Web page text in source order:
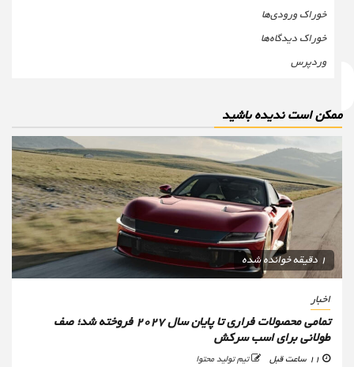
خوراک ورودی‌ها
خوراک دیدگاه‌ها
وردپرس
است ندیده باشید
اخبار
تمامی محصولات فراری تا پایان سال ۲۰۲۷ فروخته شد؛ صف
طولانی برای اسب سرکش
تیم تولید محتوا